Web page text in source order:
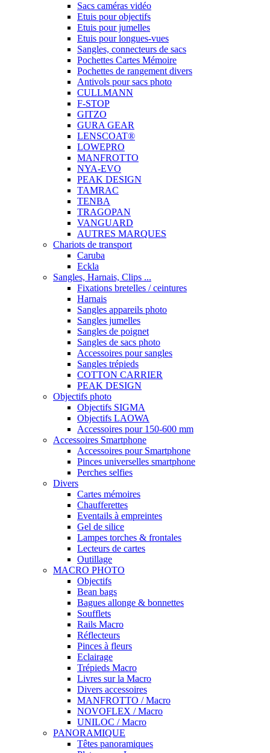
Sacs caméras vidéo
Etuis pour objectifs
Etuis pour jumelles
Etuis pour longues-vues
Sangles, connecteurs de sacs
Pochettes Cartes Mémoire
Pochettes de rangement divers
Antivols pour sacs photo
CULLMANN
F-STOP
GITZO
GURA GEAR
LENSCOAT®
LOWEPRO
MANFROTTO
NYA-EVO
PEAK DESIGN
TAMRAC
TENBA
TRAGOPAN
VANGUARD
AUTRES MARQUES
Chariots de transport
Caruba
Eckla
Sangles, Harnais, Clips ...
Fixations bretelles / ceintures
Harnais
Sangles appareils photo
Sangles jumelles
Sangles de poignet
Sangles de sacs photo
Accessoires pour sangles
Sangles trépieds
COTTON CARRIER
PEAK DESIGN
Objectifs photo
Objectifs SIGMA
Objectifs LAOWA
Accessoires pour 150-600 mm
Accessoires Smartphone
Accessoires pour Smartphone
Pinces universelles smartphone
Perches selfies
Divers
Cartes mémoires
Chaufferettes
Eventails à empreintes
Gel de silice
Lampes torches & frontales
Lecteurs de cartes
Outillage
MACRO PHOTO
Objectifs
Bean bags
Bagues allonge & bonnettes
Soufflets
Rails Macro
Réflecteurs
Pinces à fleurs
Eclairage
Trépieds Macro
Livres sur la Macro
Divers accessoires
MANFROTTO / Macro
NOVOFLEX / Macro
UNILOC / Macro
PANORAMIQUE
Têtes panoramiques